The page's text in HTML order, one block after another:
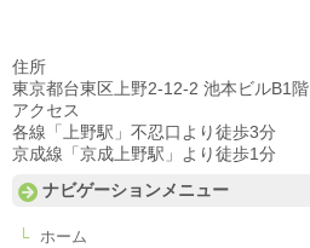
住所
東京都台東区上野2-12-2 池本ビルB1階
アクセス
各線「上野駅」不忍口より徒歩3分
京成線「京成上野駅」より徒歩1分
ナビゲーションメニュー
ホーム